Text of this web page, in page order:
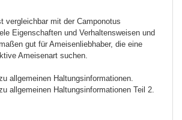
vergleichbar mit der Camponotus
Eigenschaften und Verhaltensweisen und
gut für Ameisenliebhaber, die eine
Ameisenart suchen.
allgemeinen Haltungsinformationen.
allgemeinen Haltungsinformationen Teil 2.